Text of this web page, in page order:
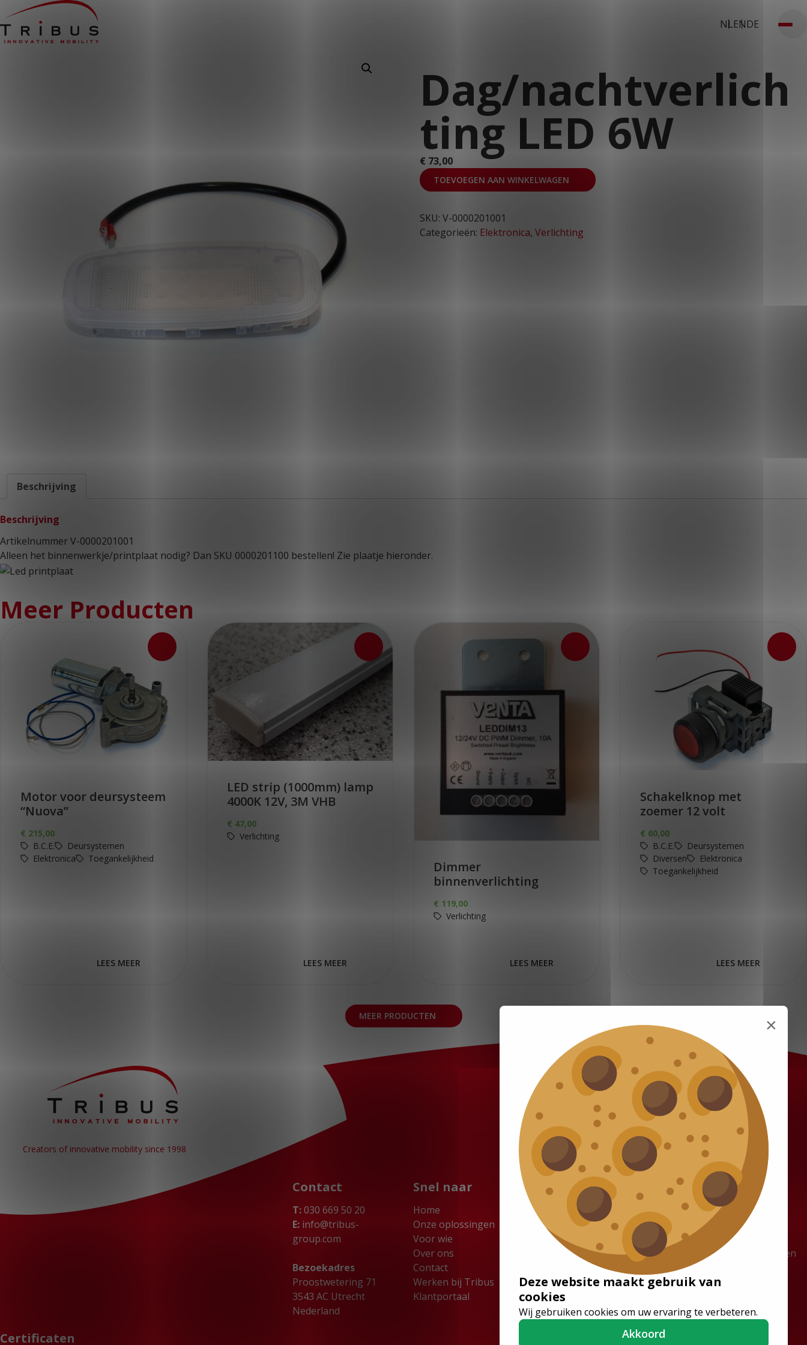
NLENDE
Dag/nachtverlich
ting LED 6W
€ 73,00
TOEVOEGEN AAN WINKELWAGEN
SKU: V-0000201001
Categorieën: Elektronica, Verlichting
Beschrijving
Beschrijving
Artikelnummer V-0000201001
Alleen het binnenwerkje/printplaat nodig? Dan SKU 0000201100 bestellen! Zie plaatje hieronder.
Meer Producten
Motor voor deursysteem
“Nuova”
€ 215,00
B.C.E.
Deursystemen
Elektronica
Toegankelijkheid
LEES MEER
LED strip (1000mm) lamp
4000K 12V, 3M VHB
€ 47,00
Verlichting
LEES MEER
Dimmer
binnenverlichting
€ 119,00
Verlichting
LEES MEER
Schakelknop met
zoemer 12 volt
€ 60,00
B.C.E.
Deursystemen
Diversen
Elektronica
Toegankelijkheid
LEES MEER
MEER PRODUCTEN
Creators of innovative mobility since 1998
Contact
T:030 669 50 20
E: info@tribus-
group.com
Bezoekadres
Proostwetering 71
3543 AC Utrecht
Nederland
Snel naar
Home
Onze oplossingen
Voor wie
Over ons
Contact
Werken bij Tribus
Klantportaal
Oplossingen
Rolstoelbussen
Vloersystemen
Stoelen
Lagevloerbussen
Vacatures
Werken bij Tribus
Vacatures
Stages
Vakantiewerk gezocht? Verdien
tot €18 per uur bij Tribus
Certificaten Volg ons
×
Deze website maakt gebruik van
cookies
Wij gebruiken cookies om uw ervaring te verbeteren.
Akkoord